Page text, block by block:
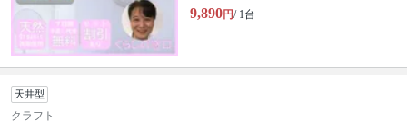
9,890円/ 1台
天井型
クラフト